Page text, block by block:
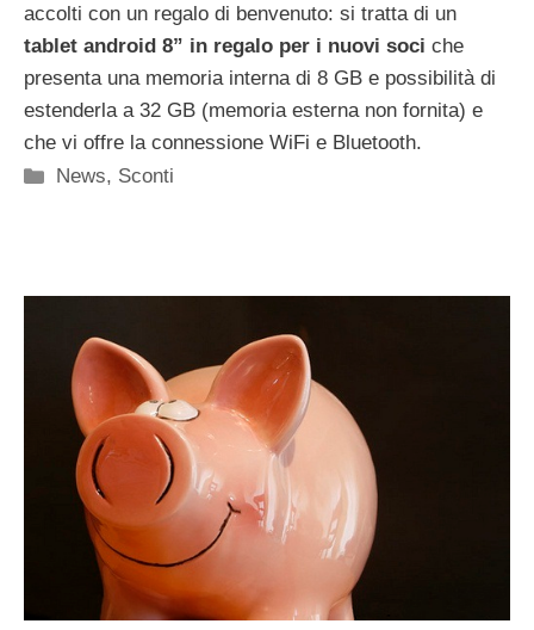
accolti con un regalo di benvenuto: si tratta di un
tablet android 8” in regalo per i nuovi soci che
presenta una memoria interna di 8 GB e possibilità di
estenderla a 32 GB (memoria esterna non fornita) e
che vi offre la connessione WiFi e Bluetooth.
Categorie
News, Sconti